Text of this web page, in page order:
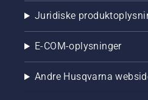
Juridiske
E-COM-oplysninger
Andre Husqvarna